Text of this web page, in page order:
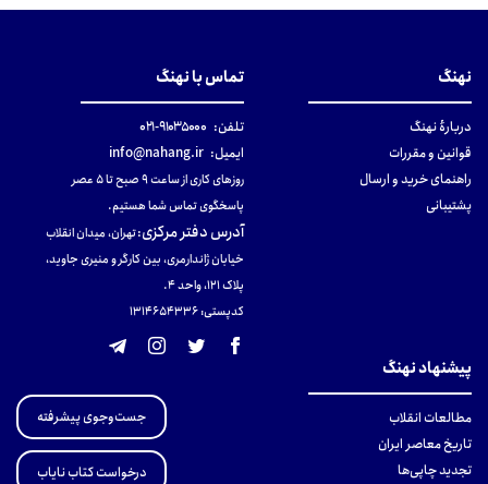
نهنگ
دربارهٔ نهنگ
قوانین و مقررات
راهنمای خرید و ارسال
پشتیبانی
تماس با نهنگ
تلفن: ۹۱۰۳۵۰۰۰-۰۲۱
ایمیل: info@nahang.ir
روزهای کاری از ساعت ۹ صبح تا ۵ عصر
پاسخگوی تماس شما هستیم.
آدرس دفتر مرکزی:تهران، میدان انقلاب
خیابان ژاندارمری، بین کارگر و منیری جاوید،
پلاک 121، واحد ۴.
کدپستی: 131465433۶
پیشنهاد نهنگ
مطالعات انقلاب
تاریخ معاصر ایران
تجدید چاپی‌ها
جست‌وجوی پیشرفته
درخواست کتاب نایاب